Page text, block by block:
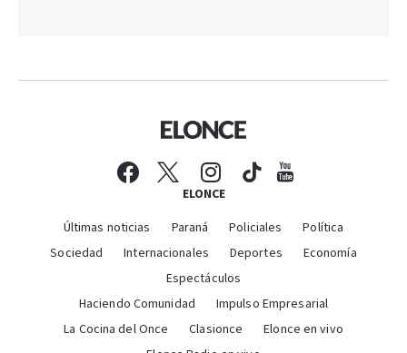
ELONCE
Últimas noticias Paraná Policiales
Política
Sociedad
Internacionales Deportes
Economía
Espectáculos
Haciendo Comunidad
Impulso Empresarial
La Cocina del Once
Clasionce
Elonce en vivo